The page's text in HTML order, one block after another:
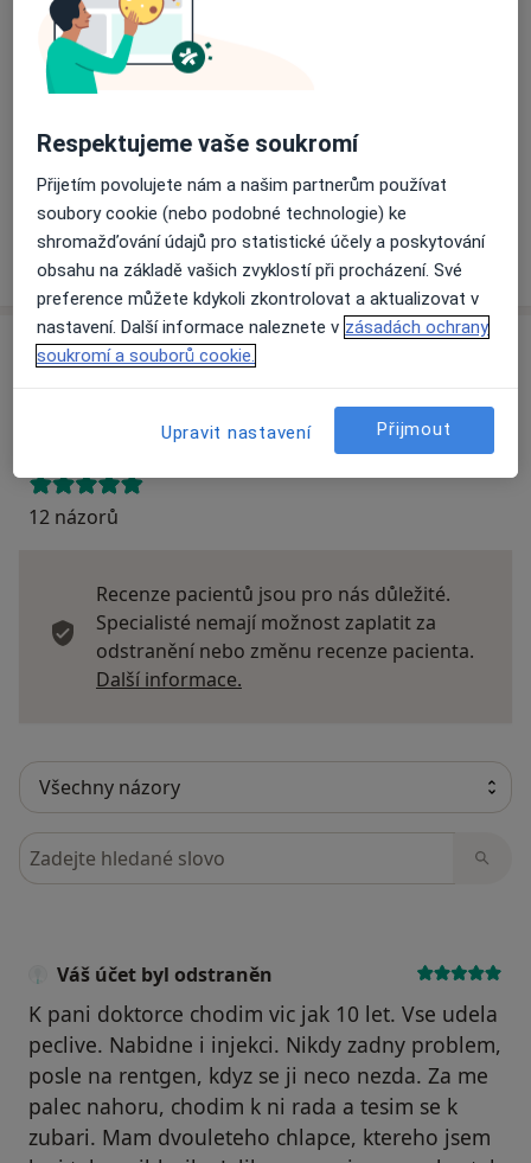
Dostupnost
Na této adrese online kalendář není aktivní
Co mám v takové situaci udělat?
Způsoby platby (soukromé návštěvy)
Na teto adrese lékař přijímá pacienty na pojišťovnu
Detaily
Víceo adrese
Názory
Přidejte svůj názor
12 názorů
Recenze pacientů jsou pro nás důležité.
Specialisté nemají možnost zaplatit za
odstranění nebo změnu recenze pacienta.
Další informace.
Hledejte v názorech
Váš účet byl odstraněn
K pani doktorce chodim vic jak 10 let. Vse udela
peclive. Nabidne i injekci. Nikdy zadny problem,
posle na rentgen, kdyz se ji neco nezda. Za me
palec nahoru, chodim k ni rada a tesim se k
zubari. Mam dvouleteho chlapce, ktereho jsem
Respektujeme vaše soukromí
Přijetím povolujete nám a našim partnerům používat
soubory cookie (nebo podobné technologie) ke
shromažďování údajů pro statistické účely a poskytování
obsahu na základě vašich zvyklostí při procházení. Své
preference můžete kdykoli zkontrolovat a aktualizovat v
nastavení. Další informace naleznete v zásadách ochrany
soukromí a souborů cookie.
Upravit nastavení Přijmout